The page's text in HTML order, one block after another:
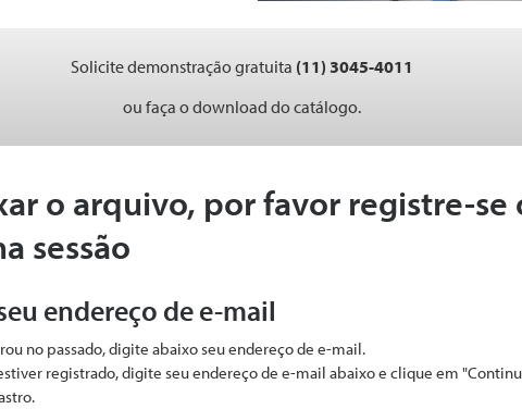
Solicite demonstração gratuita (11) 3045-4011
ou faça o download do catálogo.
o arquivo, por favor registre-se
sessão
endereço de e-mail
no passado, digite abaixo seu endereço de e-mail.
registrado, digite seu endereço de e-mail abaixo e clique em